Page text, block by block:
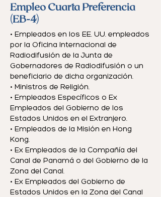
Empleo Cuarta Preferencia
(EB-4)
• Empleados en los EE. UU. empleados
por la Oficina Internacional de
Radiodifusión de la Junta de
Gobernadores de Radiodifusión o un
beneficiario de dicha organización.
• Ministros de Religión.
• Empleados Específicos o Ex
Empleados del Gobierno de los
Estados Unidos en el Extranjero.
• Empleados de la Misión en Hong
Kong.
• Ex Empleados de la Compañía del
Canal de Panamá o del Gobierno de la
Zona del Canal.
• Ex Empleados del Gobierno de
Estados Unidos en la Zona del Canal